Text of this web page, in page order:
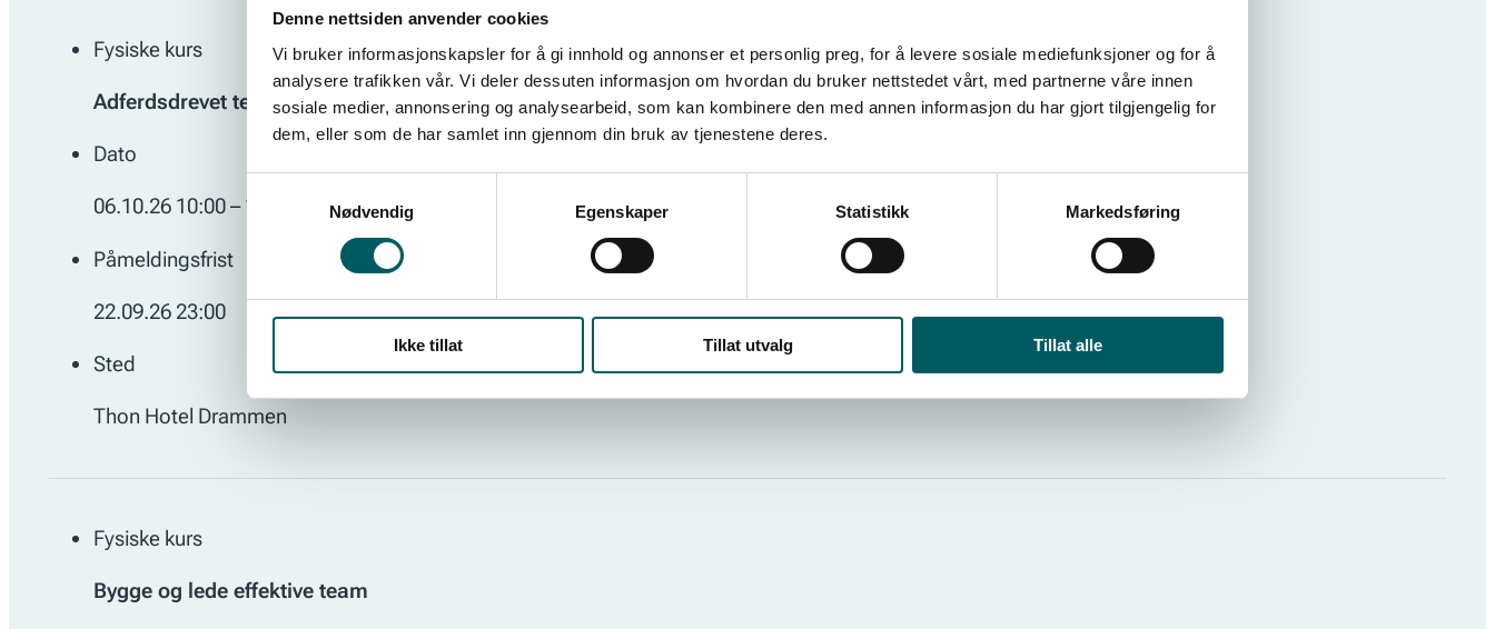
Denne nettsiden anvender cookies
Vi bruker informasjonskapsler for å gi innhold og annonser et personlig preg, for å levere sosiale mediefunksjoner og for å
analysere trafikken vår. Vi deler dessuten informasjon om hvordan du bruker nettstedet vårt, med partnerne våre innen
sosiale medier, annonsering og analysearbeid, som kan kombinere den med annen informasjon du har gjort tilgjengelig for
dem, eller som de har samlet inn gjennom din bruk av tjenestene deres.
Nødvendig
Egenskaper Statistikk Markedsføring
Ikke tillat Tillat utvalg Tillat alle
Fysiske kurs
Adferdsdrevet teamledelse – fra innsikt til handling
Dato
06.10.26 10:00 – 16:00
Påmeldingsfrist
22.09.26 23:00
Sted
Thon Hotel Drammen
Fysiske kurs
Bygge og lede effektive team